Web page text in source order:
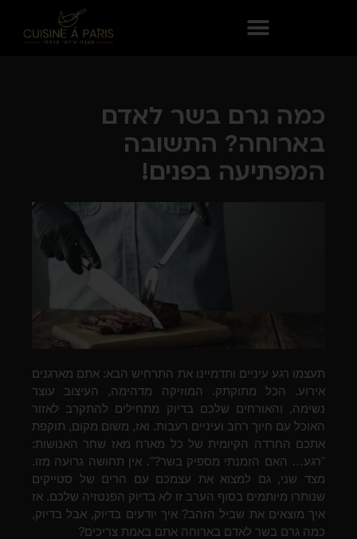
כמה גרם בשר לאדם
בארוחה? התשובה
המפתיעה בפנים!
תעצמו רגע עיניים ותדמיינו את התרחיש הבא: אתם מארגנים
אירוע. הכל מתוקתק. המוזיקה מדהימה, העיצוב עוצר
נשימה, והאורחים שלכם בדיוק מתחילים להתקרב לאזור
האוכל עם חיוך רחב ועיניים רעבות. ואז, משום מקום, תוקפת
אתכם החרדה הקיומית של כל מארח מאז שחר האנושות:
"רגע… האם הזמנתי מספיק בשר?". אין תחושה גרועה מזו.
מצד שני, גם למצוא את עצמכם עם הרים של סטייקים
שנותרו מיותמים בסוף הערב זו לא בדיוק הפנטזיה שלכם. אז
איך מוצאים את שביל הזהב? איך יודעים בדיוק, אבל בדיוק,
כמה גרם בשר לאדם בארוחה אתם באמת צריכים?